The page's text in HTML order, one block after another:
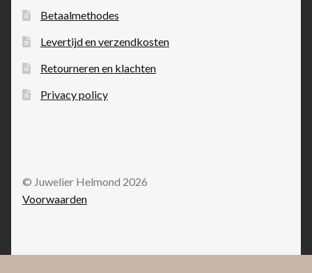
Betaalmethodes
Levertijd en verzendkosten
Retourneren en klachten
Privacy policy
© Juwelier Helmond 2026
Voorwaarden